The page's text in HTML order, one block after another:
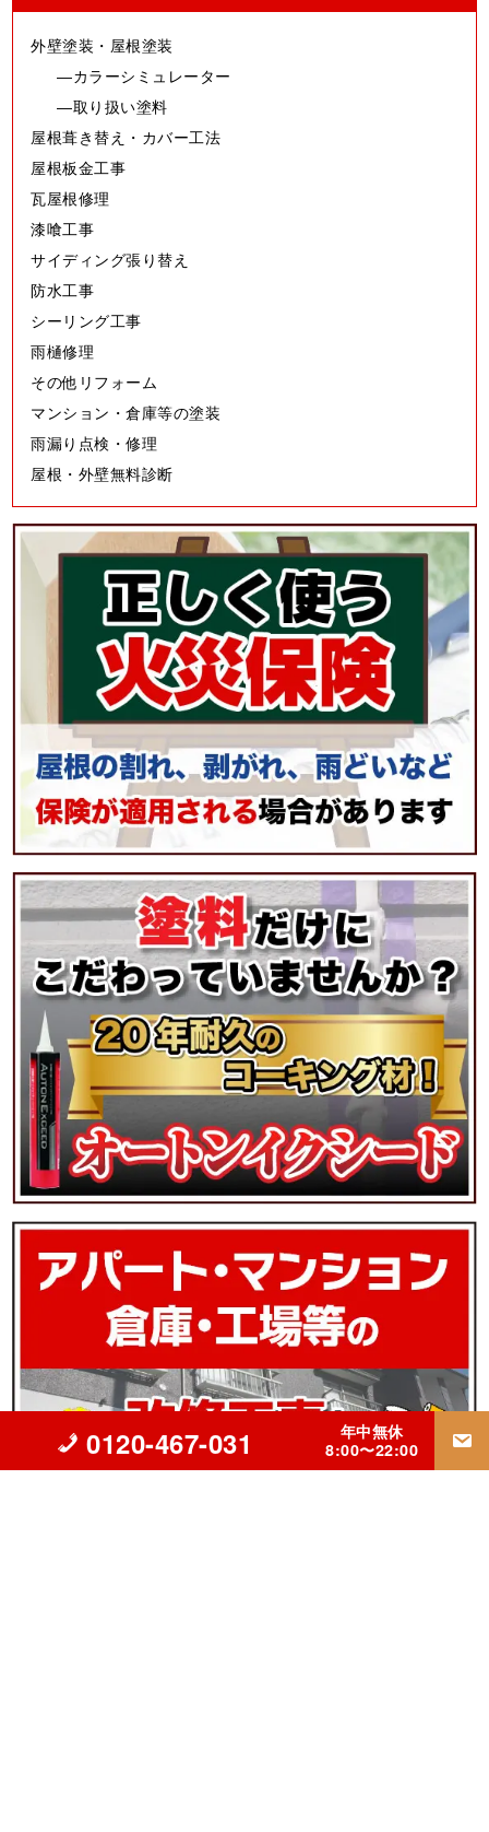
外壁塗装・屋根塗装
カラーシミュレーター
取り扱い塗料
屋根葺き替え・カバー工法
屋根板金工事
瓦屋根修理
漆喰工事
サイディング張り替え
防水工事
シーリング工事
雨樋修理
その他リフォーム
マンション・倉庫等の塗装
雨漏り点検・修理
屋根・外壁無料診断
0120-467-031
年中無休
8:00〜22:00